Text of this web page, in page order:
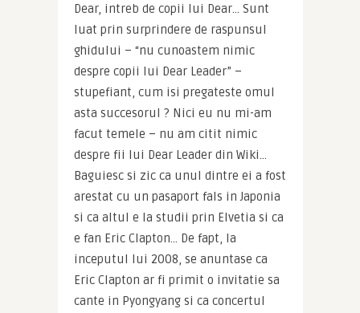
Dear, intreb de copii lui Dear… Sunt
luat prin surprindere de raspunsul
ghidului – “nu cunoastem nimic
despre copii lui Dear Leader” –
stupefiant, cum isi pregateste omul
asta succesorul ? Nici eu nu mi-am
facut temele – nu am citit nimic
despre fii lui Dear Leader din Wiki…
Baguiesc si zic ca unul dintre ei a fost
arestat cu un pasaport fals in Japonia
si ca altul e la studii prin Elvetia si ca
e fan Eric Clapton… De fapt, la
inceputul lui 2008, se anuntase ca
Eric Clapton ar fi primit o invitatie sa
cante in Pyongyang si ca concertul